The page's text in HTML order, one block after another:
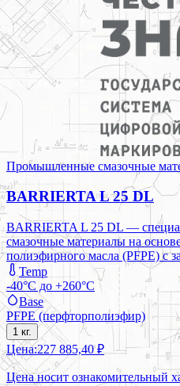
Промышленные смазочные
BARRIERTA L 25 DL
BARRIERTA L 25 DL —
смазочные материалы на
полиэфирного масла (PFPE) с
Temp
-40°C до +260°C
Base
PFPE (перфторполиэфир)
1 кг.
Цена:227 885,40 ₽
Цена носит ознакомительный